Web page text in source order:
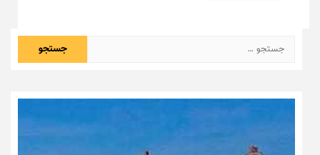
جستجو
برای: